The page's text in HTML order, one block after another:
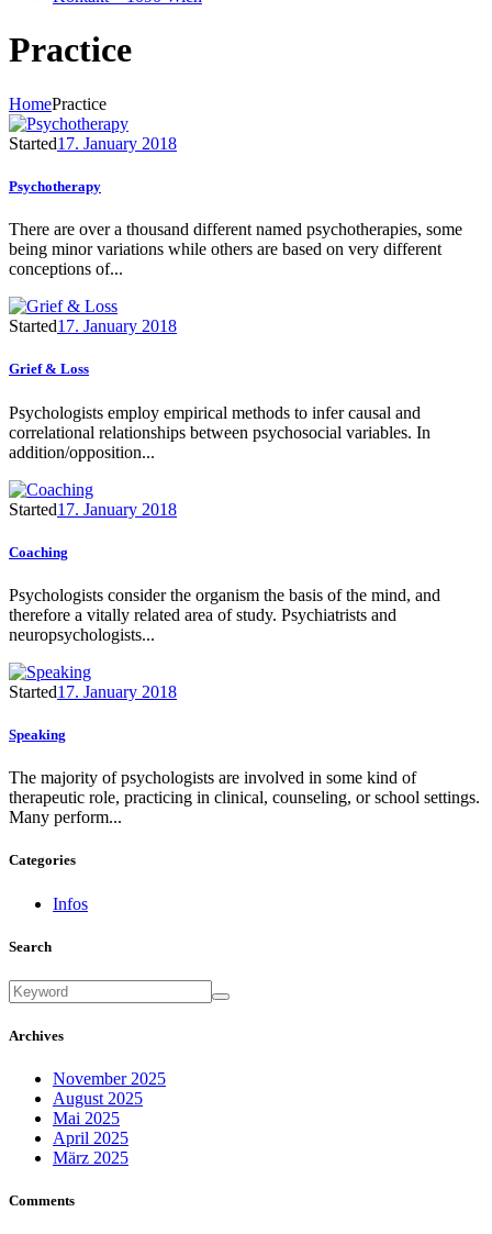
Practice
HomePractice
Started17. January 2018
Psychotherapy
There are over a thousand different named psychotherapies, some
being minor variations while others are based on very different
conceptions of...
Started17. January 2018
Grief & Loss
Psychologists employ empirical methods to infer causal and
correlational relationships between psychosocial variables. In
addition/opposition...
Started17. January 2018
Coaching
Psychologists consider the organism the basis of the mind, and
therefore a vitally related area of study. Psychiatrists and
neuropsychologists...
Started17. January 2018
Speaking
The majority of psychologists are involved in some kind of
therapeutic role, practicing in clinical, counseling, or school settings.
Many perform...
Categories
Infos
Search
Archives
November 2025
August 2025
Mai 2025
April 2025
März 2025
Comments